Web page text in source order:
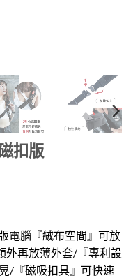
扣版
電腦『絨布空間』可放
外再放薄外套/『專利設
/『磁吸扣具』可快速